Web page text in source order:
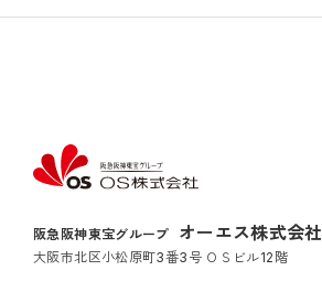
阪急阪神東宝グループ オーエス株式会社
大阪市北区小松原町3番3号 ＯＳビル12階